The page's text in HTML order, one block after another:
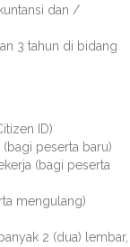
dan /
3 tahun di bidang
ID)
peserta baru)
(bagi peserta
mengulang)
2 (dua) lembar,